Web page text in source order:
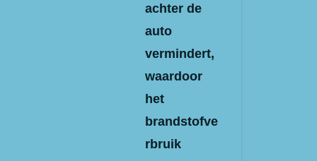
achter de
auto
vermindert,
waardoor
het
brandstofve
rbruik